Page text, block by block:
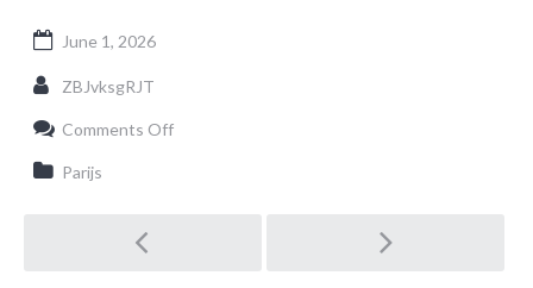
June 1, 2026
ZBJvksgRJT
Comments Offon
Parijs
Post